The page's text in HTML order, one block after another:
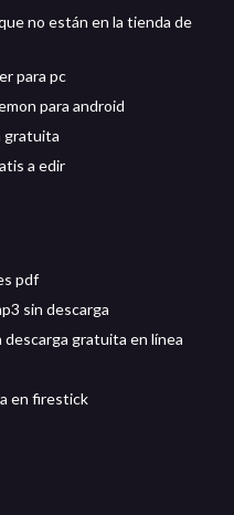
no están en la tienda de
para pc
para android
gratuita
a edir
pdf
sin descarga
descarga gratuita en línea
en firestick